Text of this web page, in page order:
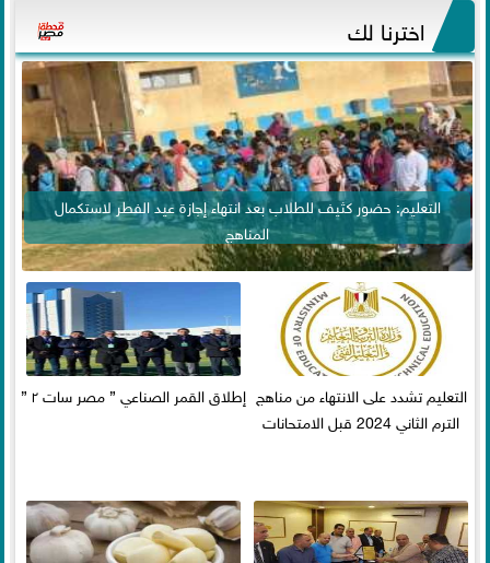
اخترنا لك
التعليم: حضور كثيف للطلاب بعد انتهاء إجازة عيد الفطر لاستكمال
المناهج
التعليم تشدد على الانتهاء من مناهج
الترم الثاني 2024 قبل الامتحانات
إطلاق القمر الصناعي ” مصر سات ٢ ”